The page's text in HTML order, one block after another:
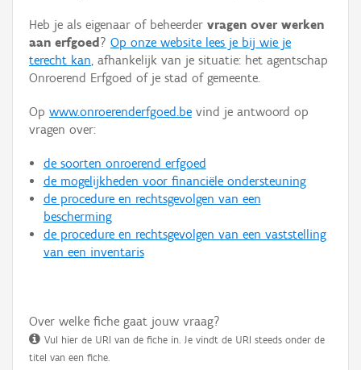
Hergebruik
Aanmelden
Heb je als eigenaar of beheerder vragen over werken
aan erfgoed ? Op onze website lees je bij wie je
terecht kan, afhankelijk van je situatie: het agentschap
Onroerend Erfgoed of je stad of gemeente.
Op www.onroerenderfgoed.be vind je antwoord op
vragen over:
de soorten onroerend erfgoed
de mogelijkheden voor financiële ondersteuning
de procedure en rechtsgevolgen van een
bescherming
de procedure en rechtsgevolgen van een vaststelling
van een inventaris
Over welke fiche gaat jouw vraag?
Vul hier de URI van de fiche in. Je vindt de URI steeds onder de
titel van een fiche.